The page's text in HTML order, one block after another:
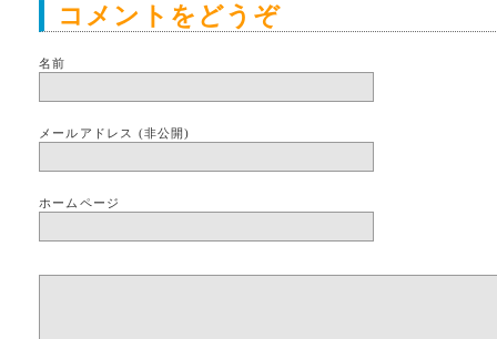
コメントをどうぞ
名前
メールアドレス (非公開)
ホームページ